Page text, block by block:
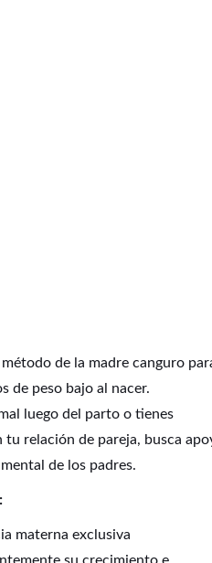
método de la madre canguro
de peso bajo al nacer.
luego del parto o tienes
tu relación de pareja, busca
de los padres.
materna exclusiva